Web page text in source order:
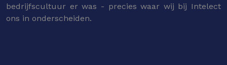
bedrijfscultuur er was - precies waar wij bij Intelect
ons in onderscheiden.